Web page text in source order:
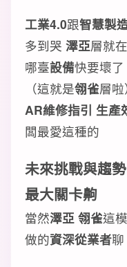
工業4.0跟智慧製
多到哭 澤亞層就
哪臺設備快要壞
（這就是翎雀層
AR維修指引 生產
闆最愛這種的
未來挑戰與趨
最大關卡齁
當然澤亞 翎雀這
做的資深從業者聊